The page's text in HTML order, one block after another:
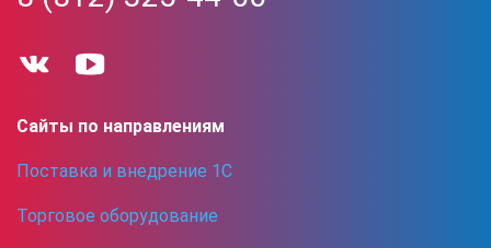
Сайты по направлениям
Поставка и внедрение 1С
Торговое оборудование